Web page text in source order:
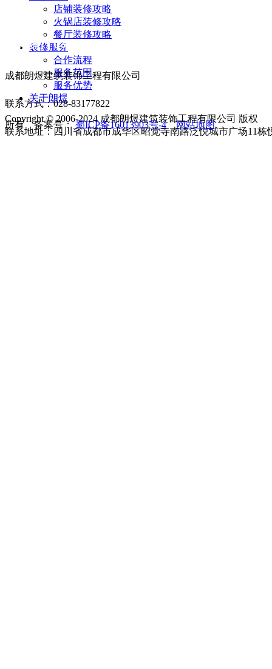
店铺装修攻略
火锅店装修攻略
餐厅装修攻略
装修服务
合作流程
服务范围
服务优势
关于朗煜
联系我们 Contact us
成都朗煜建筑装饰工程有限公司
联系方式：028-83177822
联系地址：四川省成都市成华区昭觉寺南路泛悦城市广场11栋
Copyright © 2006-2024 成都朗煜建筑装饰工程有限公司 版权
所有 备案号：蜀ICP备16013903号-4 网站地图